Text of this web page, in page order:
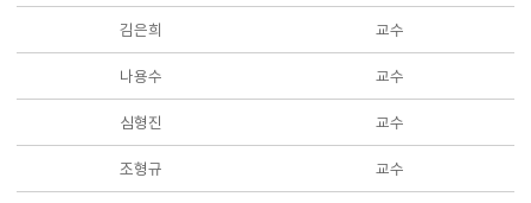
김은희 교수
나용수 교수
심형진 교수
조형규 교수